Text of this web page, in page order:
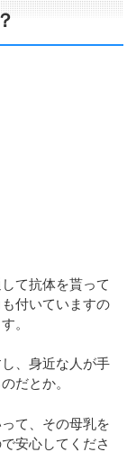
て抗体を貰って
付いていますの
。
、身近な人が手
だとか。
て、その母乳を
安心してくださ